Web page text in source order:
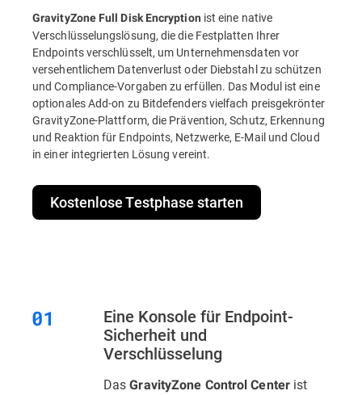
GravityZone Full Disk Encryption ist eine native
Verschlüsselungslösung, die die Festplatten Ihrer
Endpoints verschlüsselt, um Unternehmensdaten vor
versehentlichem Datenverlust oder Diebstahl zu schützen
und Compliance-Vorgaben zu erfüllen. Das Modul ist eine
optionales Add-on zu Bitdefenders vielfach preisgekrönter
GravityZone-Plattform, die Prävention, Schutz, Erkennung
und Reaktion für Endpoints, Netzwerke, E-Mail und Cloud
in einer integrierten Lösung vereint.
Kostenlose Testphase starten
Eine Konsole für Endpoint-
Sicherheit und
Verschlüsselung
DasGravityZone Control Centerist